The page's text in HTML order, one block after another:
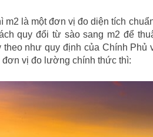
m2 là một đơn vị đo diện tích
quy đổi từ sào sang m2 để
theo như quy định của Chính
đơn vị đo lường chính thức thì: